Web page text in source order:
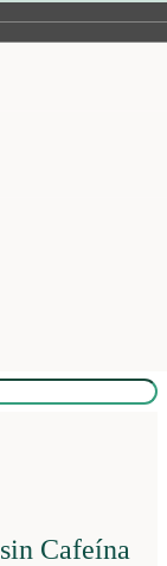
Cafeína